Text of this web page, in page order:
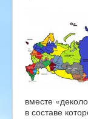
вместе
в составе